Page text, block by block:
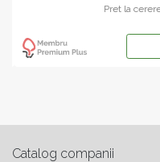
Pret la cerere
Catalog companii